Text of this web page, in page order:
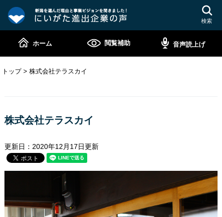
で
ば
文
へ
ホーム 閲覧補助 音声読上げ
検索
トップ >株式会社テラスカイ
株式会社テラスカイ
更新日：2020年12月17日更新